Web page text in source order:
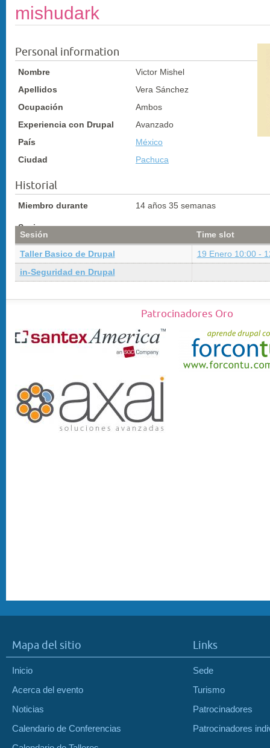
mishudark
Personal information
Nombre
Victor Mishel
Apellidos
Vera Sánchez
Ocupación
Ambos
Experiencia con Drupal
Avanzado
País
México
Ciudad
Pachuca
Historial
Miembro durante 14 años 35 semanas
Sesiones
Sesión
Time slot
Taller Basico de Drupal
19 Enero 10:00 -
in-Seguridad en Drupal
Patrocinadores Oro
Mapa del sitio
Inicio
Acerca del evento
Noticias
Calendario de Conferencias
Links
Sede
Turismo
Patrocinadores
Patrocinadores